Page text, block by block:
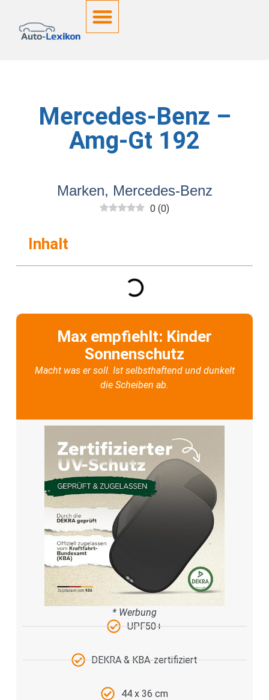
Mercedes-Benz –
Amg-Gt 192
Marken, Mercedes-Benz
0 (0)
Inhalt
Max empfiehlt: Kinder
Sonnenschutz
Macht was er soll. Ist selbsthaftend und dunkelt
die Scheiben ab.
* Werbung
UPF50+
DEKRA & KBA-zertifiziert
44 x 36 cm